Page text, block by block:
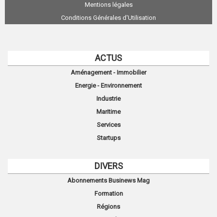
Mentions légales
Conditions Générales d'Utilisation
ACTUS
Aménagement - Immobilier
Energie - Environnement
Industrie
Maritime
Services
Startups
DIVERS
Abonnements Businews Mag
Formation
Régions